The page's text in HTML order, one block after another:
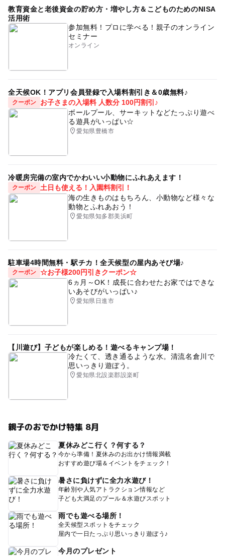
教育資金と老後資金の貯め方・増やし方＆こどものためのNISA
活用術
参加無料！プロに学べる！親子のオンライン
セミナー
オンライン
全天候OK！アプリ会員登録で入場料割引き＆0歳無料♪
クーポン
お子さまの入場料 人数分 100円割引♪
ボールプール、サーキットなどたっぷり遊べ
る遊具がいっぱい☆
愛知県豊橋市
冷暖房完備の室内でかわいい小動物にふれあえます！
クーポン
土日も使える！入園料割引！
海の生きものはもちろん、小動物など様々な
動物とふれあおう！
愛知県知多郡美浜町
駐車場4時間無料・駅チカ！全天候型の屋内あそび場♪
クーポン ☆お子様200円引きクーポン☆
6ヵ月～OK！成長に合わせたお家ではできな
いあそびがいっぱい♪
愛知県日進市
【川遊び】子どもが楽しめる！遊べるキャンプ場！
冷たくて、透き通るような水。清流名倉川で
思いっきり遊ぼう。
愛知県北設楽郡設楽町
親子のおでかけ特集 8月
夏休みどこ行く？何する？
今から準備！夏休みのお出かけ情報満載
おすすめ遊び場＆イベントをチェック！
暑さに負けずに全力水遊び！
年齢別や人気アトラクション情報など
子ども大満足のプール＆水遊びスポット
雨でも遊べる場所！
全天候型スポットをチェック
屋内で一日たっぷり思いっきり遊ぼう♪
今月のプレゼント